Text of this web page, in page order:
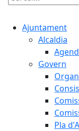
Cercar:
Ajuntament
Alcaldia
Govern
Pla